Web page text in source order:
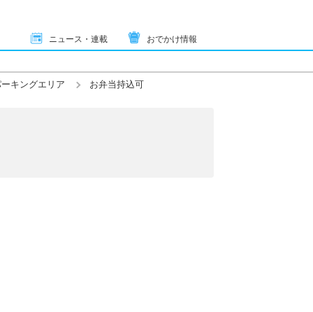
ニュース・連載 おでかけ情報
キングエリア お弁当持込可